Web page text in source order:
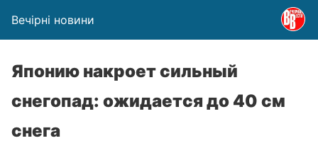
Вечірні новини
Японию накроет сильный
снегопад: ожидается до 40 см
снега